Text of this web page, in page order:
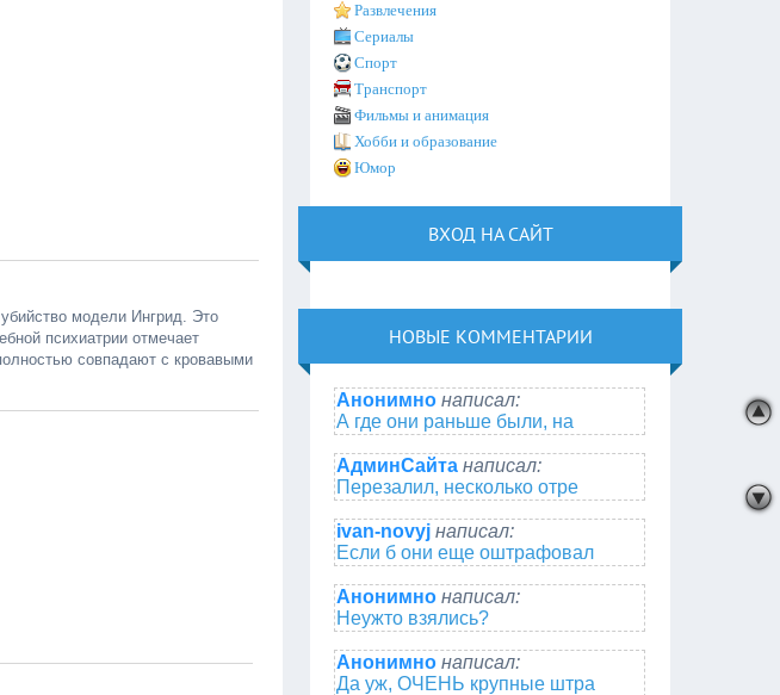
модели Ингрид. Это
психиатрии отмечает
совпадают с кровавыми
Развлечения
Сериалы
Спорт
Транспорт
Фильмы и анимация
Хобби и образование
Юмор
ВХОД НА САЙТ
НОВЫЕ КОММЕНТАРИИ
Анонимно написал:
А где они раньше были, на
АдминСайта написал:
Перезалил, несколько отре
ivan-novyj написал:
Если б они еще оштрафовал
Анонимно написал:
Неужто взялись?
Анонимно написал:
Да уж, ОЧЕНЬ крупные штра